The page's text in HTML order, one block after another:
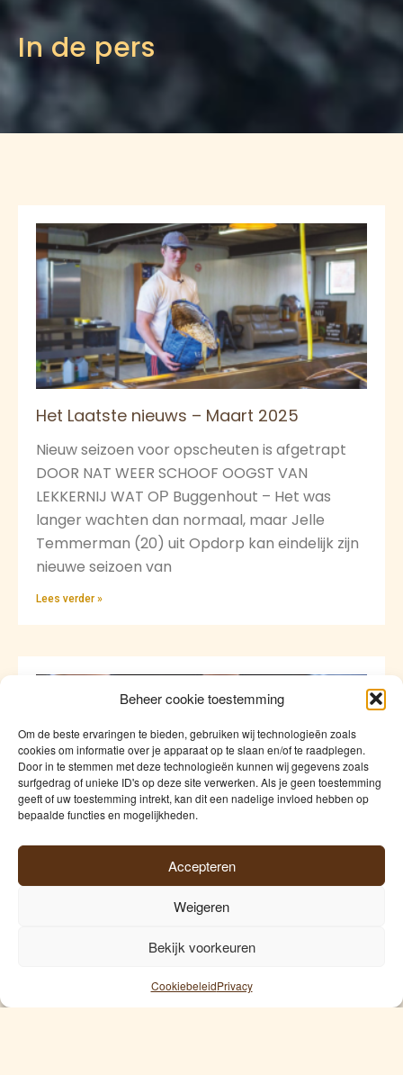
Beheer cookie toestemming
Om de beste ervaringen te bieden, gebruiken wij technologieën zoals
cookies om informatie over je apparaat op te slaan en/of te raadplegen.
Door in te stemmen met deze technologieën kunnen wij gegevens zoals
surfgedrag of unieke ID's op deze site verwerken. Als je geen toestemming
geeft of uw toestemming intrekt, kan dit een nadelige invloed hebben op
bepaalde functies en mogelijkheden.
Accepteren
Weigeren
Bekijk voorkeuren
CookiebeleidPrivacy
In de pers
Het Laatste nieuws – Maart 2025
Nieuw seizoen voor opscheuten is afgetrapt
DOOR NAT WEER SCHOOF OOGST VAN
LEKKERNIJ WAT OР Buggenhout – Het was
langer wachten dan normaal, maar Jelle
Temmerman (20) uit Opdorp kan eindelijk zijn
nieuwe seizoen van
Lees verder »
Nieuwsblad: Hopscheutenkweker toont
verse oogst in gloednieuwe wasplaats:
“Dit garandeert een nog betere hygiëne,
versheid en precisie” – Maart 2025
Hopscheutenkweker toont verse oogst in
nog betere hygiëne, versheid en precisie”